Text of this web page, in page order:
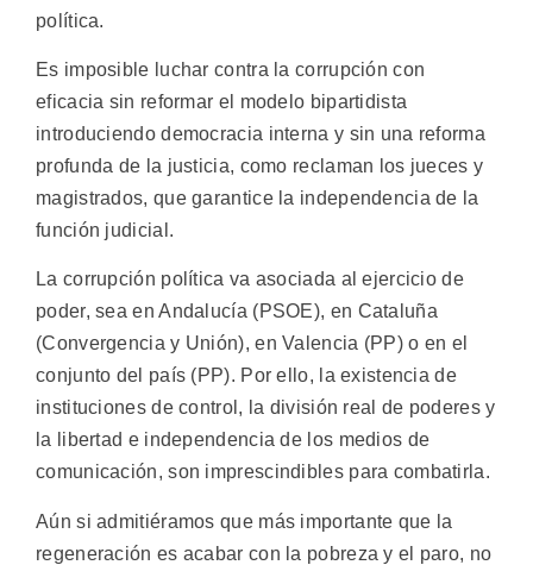
política.
Es imposible luchar contra la corrupción con
eficacia sin reformar el modelo bipartidista
introduciendo democracia interna y sin una reforma
profunda de la justicia, como reclaman los jueces y
magistrados, que garantice la independencia de la
función judicial.
La corrupción política va asociada al ejercicio de
poder, sea en Andalucía (PSOE), en Cataluña
(Convergencia y Unión), en Valencia (PP) o en el
conjunto del país (PP). Por ello, la existencia de
instituciones de control, la división real de poderes y
la libertad e independencia de los medios de
comunicación, son imprescindibles para combatirla.
Aún si admitiéramos que más importante que la
regeneración es acabar con la pobreza y el paro, no